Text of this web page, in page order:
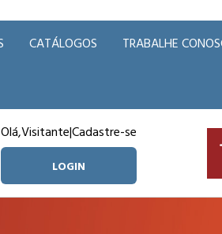
CATÁLOGOS TRABALHE
Olá,Visitante|Cadastre-se
LOGIN